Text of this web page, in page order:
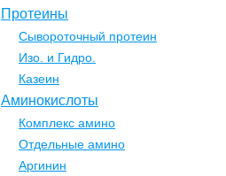
Протеины
Сывороточный протеин
Изо. и Гидро.
Казеин
Аминокислоты
Комплекс амино
Отдельные амино
Аргинин